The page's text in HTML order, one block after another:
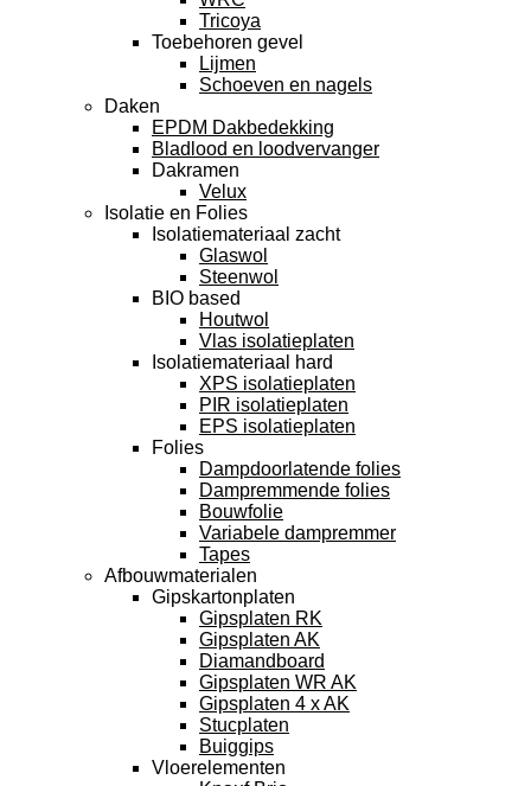
Tricoya
Toebehoren gevel
Lijmen
Schoeven en nagels
Daken
EPDM Dakbedekking
Bladlood en loodvervanger
Dakramen
Velux
Isolatie en Folies
Isolatiemateriaal zacht
Glaswol
Steenwol
BIO based
Houtwol
Vlas isolatieplaten
Isolatiemateriaal hard
XPS isolatieplaten
PIR isolatieplaten
EPS isolatieplaten
Folies
Dampdoorlatende folies
Dampremmende folies
Bouwfolie
Variabele dampremmer
Tapes
Afbouwmaterialen
Gipskartonplaten
Gipsplaten RK
Gipsplaten AK
Diamandboard
Gipsplaten WR AK
Gipsplaten 4 x AK
Stucplaten
Buiggips
Vloerelementen